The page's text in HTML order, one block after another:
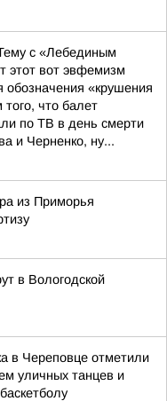
с «Лебединым
этот вот эвфемизм
«крушения
что балет
по ТВ в день смерти
и Черненко, ну...
из Приморья
в Вологодской
в Череповце отметили
уличных танцев и